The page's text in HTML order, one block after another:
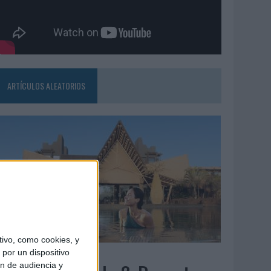
como cookies, y
un dispositivo
de audiencia y
ARTÍCULOS ALEATORIOS
08/2026